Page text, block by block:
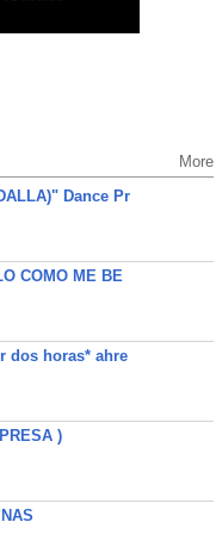
More
Dance Pr
COMO ME BE
dos horas* ahre
)